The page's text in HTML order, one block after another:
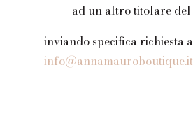
ad un altro titolare
inviando specifica richiesta a
info@annamauroboutique.it